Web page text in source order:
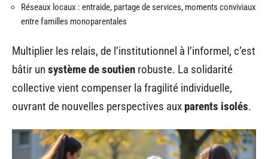
Réseaux locaux : entraide, partage de services, moments conviviaux
entre familles monoparentales
Multiplier les relais, de l’institutionnel à l’informel, c’est
bâtir un système de soutien robuste. La solidarité
collective vient compenser la fragilité individuelle,
ouvrant de nouvelles perspectives aux parents isolés.